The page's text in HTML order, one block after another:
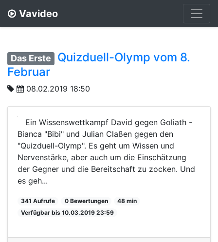
Vavideo
Das Erste
Quizduell-Olymp vom 8.
Februar
08.02.2019 18:50
Ein Wissenswettkampf David gegen Goliath -
Bianca "Bibi" und Julian Claßen gegen den
"Quizduell-Olymp". Es geht um Wissen und
Nervenstärke, aber auch um die Einschätzung
der Gegner und die Bereitschaft zu zocken. Und
es geh...
341 Aufrufe 0 Bewertungen
48 min
Verfügbar bis 10.03.2019 23:59